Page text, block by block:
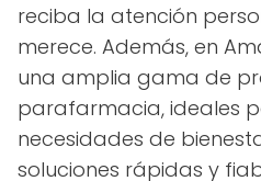
reciba la atención
merece. Además, en
una amplia gama de
parafarmacia, ideales
necesidades de
soluciones rápidas y